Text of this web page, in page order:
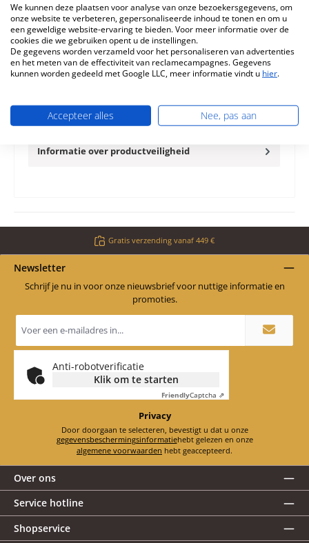
Beschrijving
Origineel thermostaat voor de Houtkachel La Nordica
Inserto 50 La Nordica Inserto 50 thermostaat
Eigenschappen
Informatie over productveiligheid
Gratis verzending vanaf 449 €
Newsletter
Schrijf je nu in voor onze nieuwsbrief voor nuttige informatie en
promoties.
E-
mailadres
Anti-robotverificatie
Klik om te starten
FriendlyCaptcha ⇗
Privacy
Door doorgaan te selecteren, bevestigt u dat u onze
gegevensbeschermingsinformatie
hebt gelezen en onze
algemene voorwaarden hebt geaccepteerd.
Over ons
Service hotline
Shopservice
We kunnen deze plaatsen voor analyse van onze bezoekersgegevens, om
onze website te verbeteren, gepersonaliseerde inhoud te tonen en om u
een geweldige website-ervaring te bieden. Voor meer informatie over de
cookies die we gebruiken opent u de instellingen.
De gegevens worden verzameld voor het personaliseren van advertenties
en het meten van de effectiviteit van reclamecampagnes. Gegevens
kunnen worden gedeeld met Google LLC, meer informatie vindt u hier.
Accepteer alles Nee, pas aan